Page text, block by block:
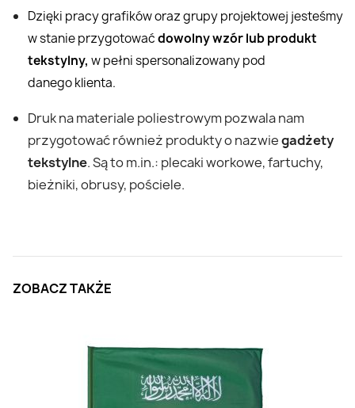
Dzięki pracy grafików oraz grupy projektowej jesteśmy
w stanie przygotowaćdowolny wzór lub produkt
tekstylny, w pełni spersonalizowany pod
danego klienta.
Druk na materiale poliestrowym pozwala nam
przygotować również produkty o nazwiegadżety
tekstylne. Są to m.in.: plecaki workowe, fartuchy,
bieżniki, obrusy, pościele.
ZOBACZ TAKŻE